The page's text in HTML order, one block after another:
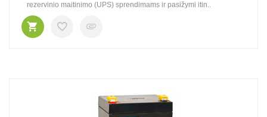
rezervinio maitinimo (UPS) sprendimams ir pasižymi itin..